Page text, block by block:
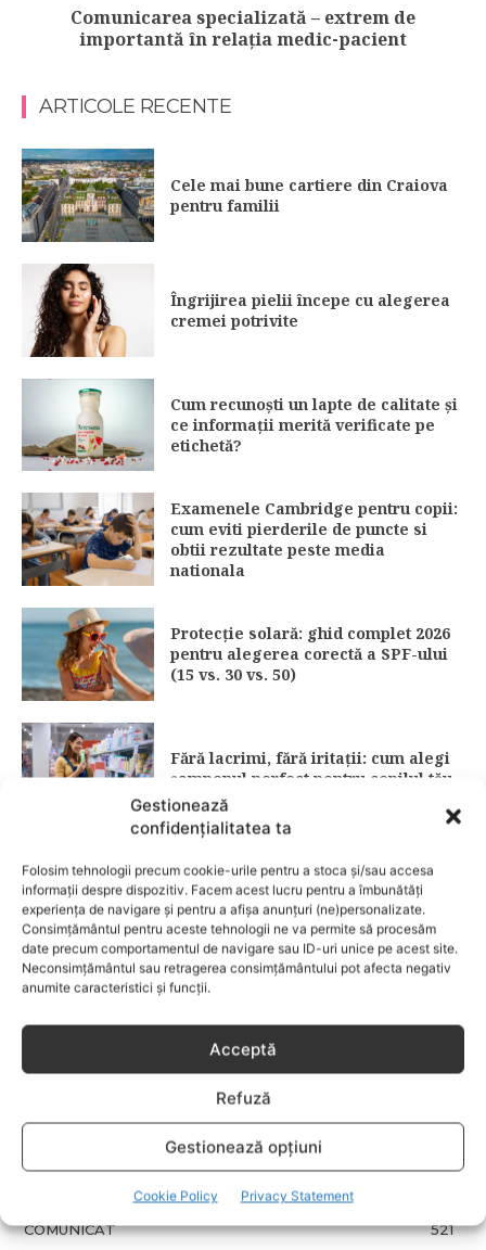
Gestionează
confidențialitatea ta
Folosim tehnologii precum cookie-urile pentru a stoca și/sau accesa
informații despre dispozitiv. Facem acest lucru pentru a îmbunătăți
experiența de navigare și pentru a afișa anunțuri (ne)personalizate.
Consimțământul pentru aceste tehnologii ne va permite să procesăm
date precum comportamentul de navigare sau ID-uri unice pe acest site.
Neconsimțământul sau retragerea consimțământului pot afecta negativ
anumite caracteristici și funcții.
Acceptă
Refuză
Gestionează opțiuni
Cookie Policy Privacy Statement
Comunicarea specializată – extrem de
importantă în relația medic-pacient
ARTICOLE RECENTE
Cele mai bune cartiere din Craiova
pentru familii
Îngrijirea pielii începe cu alegerea
cremei potrivite
Cum recunoști un lapte de calitate și
ce informații merită verificate pe
etichetă?
Examenele Cambridge pentru copii:
cum eviti pierderile de puncte si
obtii rezultate peste media
nationala
Protecție solară: ghid complet 2026
pentru alegerea corectă a SPF-ului
(15 vs. 30 vs. 50)
Fără lacrimi, fără iritații: cum alegi
șamponul perfect pentru copilul tău
3 îndulcitori naturali care fac
deserturile mai sănătoase
Garderoba de primăvară pentru
CATEGORII POPULARE
COPII
633
COMUNICAT
521